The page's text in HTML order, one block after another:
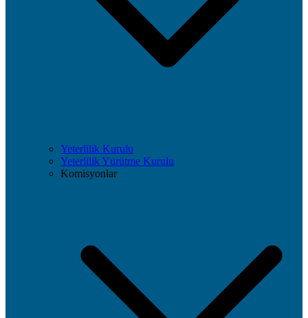
Yeterlilik Kurulu
Yeterlilik Yürütme Kurulu
Komisyonlar